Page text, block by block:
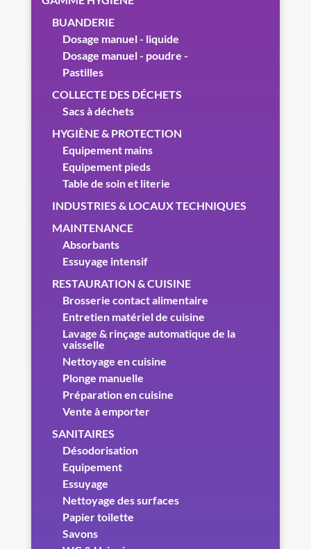
BUANDERIE
Dosage manuel - liquide
Dosage manuel - poudre -
Pastilles
COLLECTE DES DÉCHETS
Sacs à déchets
HYGIÈNE & PROTECTION
Equipement mains
Equipement pieds
Table de soin et literie
INDUSTRIES & LOCAUX TECHNIQUES
MAINTENANCE
Absorbants
Essuyage intensif
RESTAURATION & CUISINE
Brosserie contact alimentaire
Entretien matériel de cuisine
Lavage & rinçage automatique de la
vaisselle
Nettoyage en cuisine
Plonge manuelle
Préparation en cuisine
Vente à emporter
SANITAIRES
Désodorisation
Equipement
Essuyage
Nettoyage des surfaces
Papier toilette
Savons